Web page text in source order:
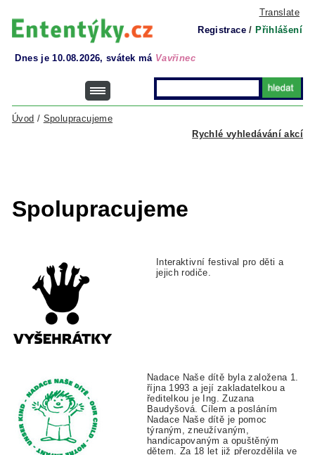
Translate
Registrace / Přihlášení
Dnes je 10.08.2026, svátek má Vavřinec
Rychlé vyhledávání akcí
Úvod / Spolupracujeme
Spolupracujeme
Interaktivní festival pro děti a
jejich rodiče.
Nadace Naše dítě byla založena 1.
října 1993 a její zakladatelkou a
ředitelkou je Ing. Zuzana
Baudyšová. Cílem a posláním
Nadace Naše dítě je pomoc
týraným, zneužívaným,
handicapovaným a opuštěným
dětem. Za 18 let již přerozdělila ve